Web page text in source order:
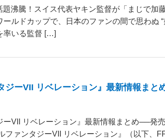
沸騰！スイス代表ヤキン監督が「まじで加
ルドカップで、日本のファンの間で思わぬ
率いる監督 […]
ジーVII リベレーション』最新情報まと
ーVII リベレーション』最新情報まとめ──発
ファンタジーVII リベレーション』（以下、